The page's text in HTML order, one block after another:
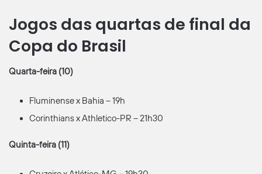
Jogos das quartas de final da
Copa do Brasil
Quarta-feira (10)
Fluminense x Bahia – 19h
Corinthians x Athletico-PR – 21h30
Quinta-feira (11)